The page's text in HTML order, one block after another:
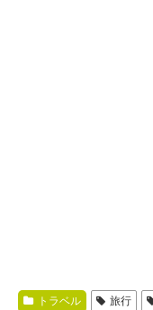
トラベル 旅行